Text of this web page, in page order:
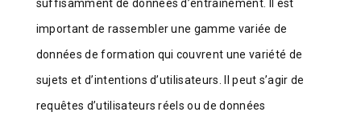
suffisamment de données d’entraînement. Il est
important de rassembler une gamme variée de
données de formation qui couvrent une variété de
sujets et d’intentions d’utilisateurs. Il peut s’agir de
requêtes d’utilisateurs réels ou de données